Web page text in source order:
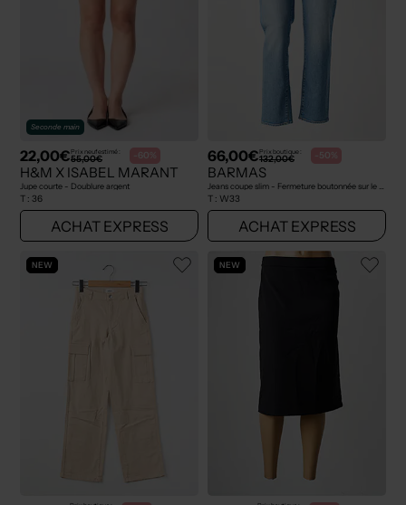
Seconde main
22,00€Prix neuf estimé :
55,00€ -60%
H&M X ISABEL MARANT
Jupe courte - Doublure argent
T : 36
ACHAT EXPRESS
66,00€Prix boutique :
132,00€ -50%
BARMAS
Jeans coupe slim - Fermeture boutonnée sur le devant bleu
T : W33
ACHAT EXPRESS
NEW NEW